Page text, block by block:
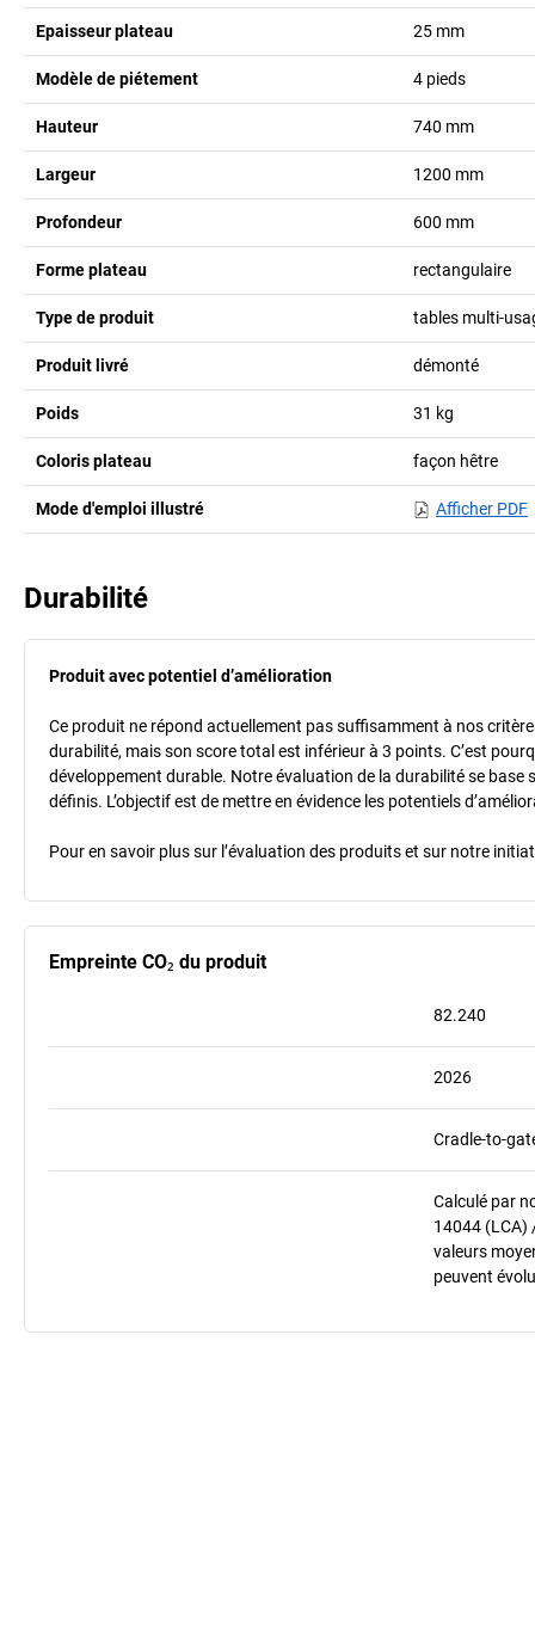
Epaisseur plateau 25 mm
Modèle de piétement 4 pieds
Hauteur 740 mm
Largeur 1200 mm
Profondeur 600 mm
Forme plateau rectangulaire
Type de produit tables multi-
Produit livré démonté
Poids 31 kg
Coloris plateau façon hêtre
Mode d'emploi illustré Afficher PDF
Durabilité
Produit avec potentiel d’amélioration
Ce produit ne répond actuellement pas suffisamment à nos
durabilité, mais son score total est inférieur à 3 points. C’est
développement durable. Notre évaluation de la durabilité se
définis. L’objectif est de mettre en évidence les potentiels
Pour en savoir plus sur l’évaluation des produits et sur notre
Empreinte CO₂ du produit
82.240
2026
Cradle-to-
Calculé par
14044 (LCA)
valeurs
peuvent